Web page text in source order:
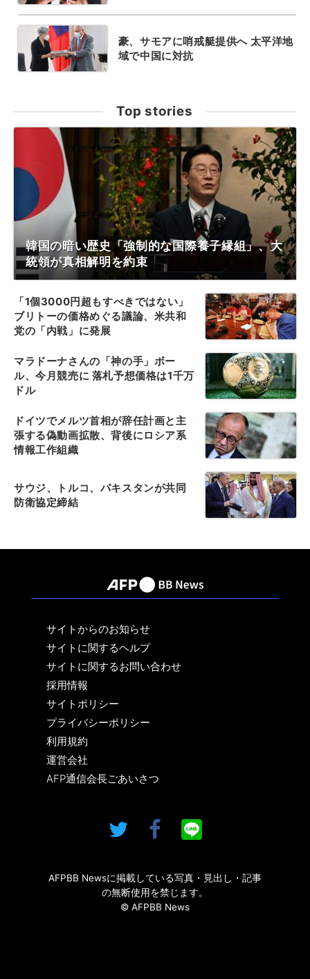
豪、サモアに哨戒艇提供へ 太平洋地
域で中国に対抗
Top stories
韓国の暗い歴史「強制的な国際養子縁組」、大
統領が真相解明を約束
「1個3000円超もすべきではない」
ブリトーの価格めぐる議論、米共和
党の「内戦」に発展
マラドーナさんの「神の手」ボー
ル、今月競売に 落札予想価格は1千万
ドル
ドイツでメルツ首相が辞任計画と主
張する偽動画拡散、背後にロシア系
情報工作組織
サウジ、トルコ、パキスタンが共同
防衛協定締結
サイトからのお知らせ
サイトに関するヘルプ
サイトに関するお問い合わせ
採用情報
サイトポリシー
プライバシーポリシー
利用規約
運営会社
AFP通信会長ごあいさつ
AFPBB Newsに掲載している写真・見出し・記事
の無断使用を禁じます。
© AFPBB News